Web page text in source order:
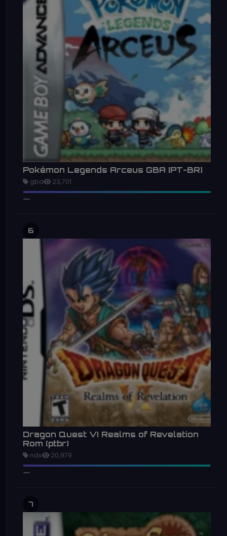
Pokémon Legends Arceus GBA [PT-BR]
gba 23,701
6
Dragon Quest VI Realms of Revelation
Rom (ptbr)
nds 20,979
7